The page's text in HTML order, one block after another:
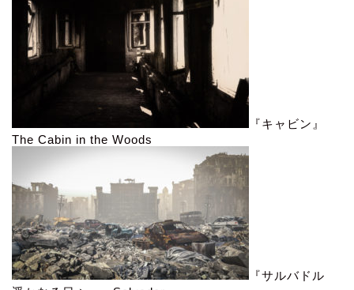
『キャビン』
The Cabin in the Woods
『サルバドル